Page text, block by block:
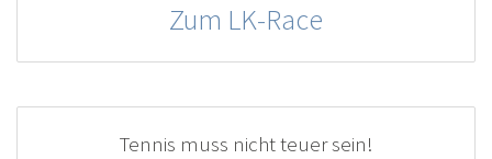
Zum LK-Race
Tennis muss nicht teuer sein!